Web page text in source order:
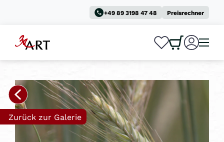
+49 89 3198 47 48 Preisrechner
0
Zurück zur Galerie